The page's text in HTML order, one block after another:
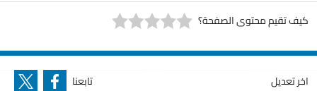
كيف تقيم محتوى الصفحة؟
اخر تعديل تابعنا